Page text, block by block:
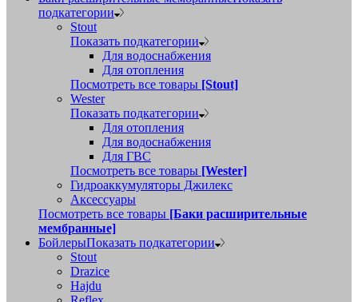
подкатегории
Stout
Показать подкатегории
Для водоснабжения
Для отопления
Посмотреть все товары [Stout]
Wester
Показать подкатегории
Для отопления
Для водоснабжения
Для ГВС
Посмотреть все товары [Wester]
Гидроаккумуляторы Джилекс
Аксессуары
Посмотреть все товары [Баки расширительные
мембранные]
БойлерыПоказать подкатегории
Stout
Drazice
Hajdu